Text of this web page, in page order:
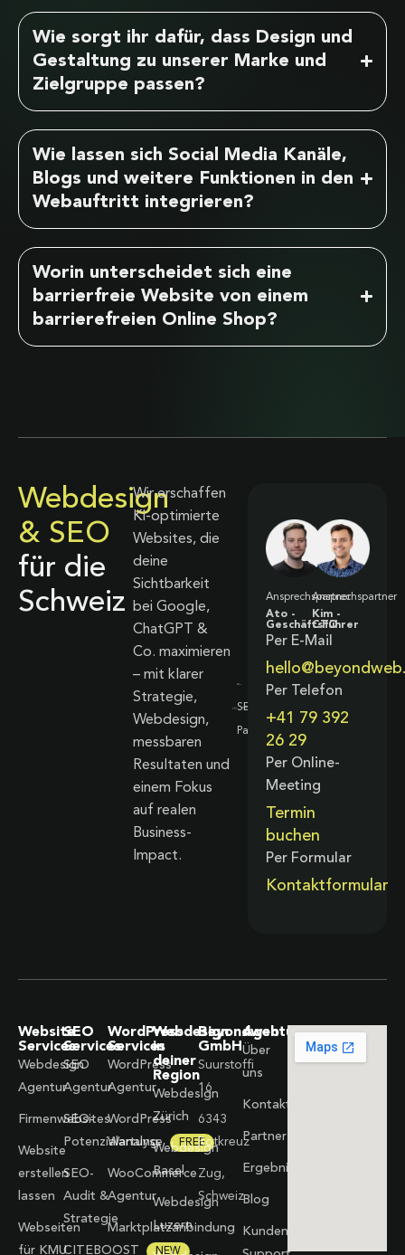
Wie sorgt ihr dafür, dass Design und
Gestaltung zu unserer Marke und
Zielgruppe passen?
Wie lassen sich Social Media Kanäle,
Blogs und weitere Funktionen in den
Webauftritt integrieren?
Worin unterscheidet sich eine
barrierfreie Website von einem
barrierefreien Online Shop?
Webdesign
& SEO
für die
Schweiz
Wir erschaffen
KI-optimierte
Websites, die
deine
Sichtbarkeit
bei Google,
ChatGPT &
Co. maximieren
– mit klarer
Strategie,
Webdesign,
messbaren
Resultaten und
einem Fokus
auf realen
Business-
Impact.
Ansprechspartner
Ato -
Geschäftsführer
Ansprechspartner
Kim -
CTO
Per E-Mail
Per Telefon
+41 79 392
26 29
Per Online-
Meeting
Termin
buchen
Per Formular
Kontaktformular
Website
Services
Webdesign
Agentur
Firmenwebsites
Website
erstellen
lassen
Webseiten
für KMU
SEO
Services
SEO
Agentur
SEO-
Potenzialanalyse
FREE
SEO-
Audit &
Strategie
CITEBOOST NEW
WordPress
Services
WordPress
Agentur
WordPress
Wartung
WooCommerce
Agentur
Marktplatzanbindung
Webdesign
in
deiner
Region
Webdesign
Zürich
Webdesign
Basel
Webdesign
Luzern
Beyondweb
GmbH
Suurstoffi
16
6343
Rotkreuz
Zug,
Schweiz
Agentur
Über
uns
Kontakt
Partner
Ergebnisse
Blog
Kunden-